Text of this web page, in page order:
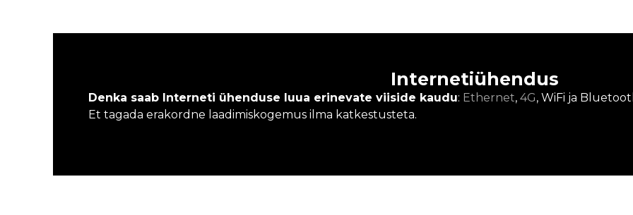
Internetiühendus
Denka saab Interneti ühenduse luua erinevate viiside kaudu: Ethernet, 4G, WiFi ja
Et tagada erakordne laadimiskogemus ilma katkestusteta.